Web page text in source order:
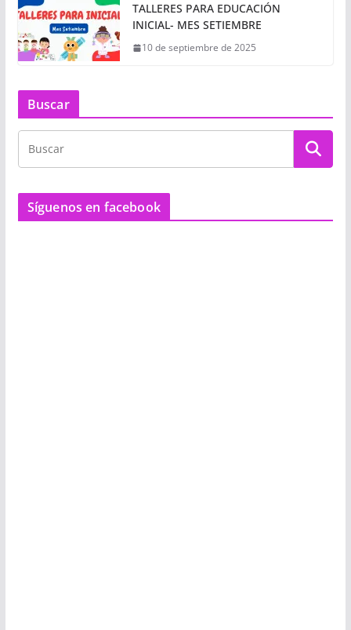
TALLERES PARA EDUCACIÓN
INICIAL- MES SETIEMBRE
10 de septiembre de 2025
Buscar
Síguenos en facebook